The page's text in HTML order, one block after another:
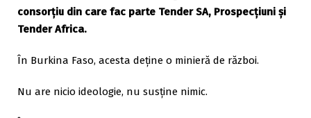
consorţiu din care fac parte Tender SA, Prospecţiuni şi
Tender Africa.
În Burkina Faso, acesta deține o minieră de război.
Nu are nicio ideologie, nu susține nimic.